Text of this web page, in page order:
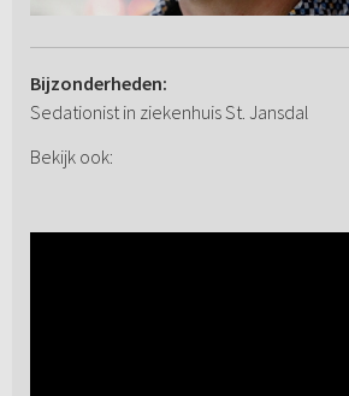
Bijzonderheden:
Sedationist in ziekenhuis St. Jansdal
Bekijk ook: